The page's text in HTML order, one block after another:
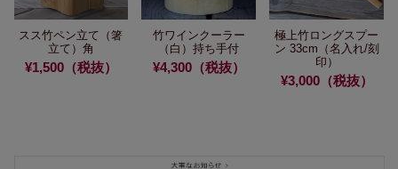
スス竹ペン立て（箸
立て）角
¥1,500（税抜）
竹ワインクーラー
（白）持ち手付
¥4,300（税抜）
極上竹ロングスプー
ン 33cm （名入れ/刻
印）
¥3,000（税抜）